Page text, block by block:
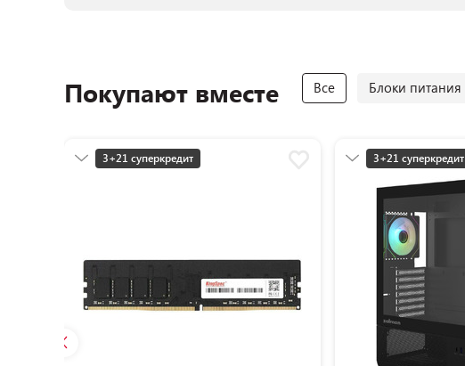
Покупают вместе Все Блоки питания
3+21 суперкредит
3+21 суперкредит
Разумная цена